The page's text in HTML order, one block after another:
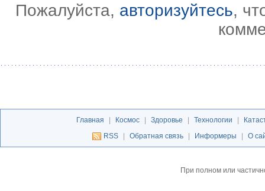
Пожалуйста, авторизуйтесь,
Главная | Космос | Здоровье | Технологии |
RSS
| Обратная связь | Информеры | О
При полном или